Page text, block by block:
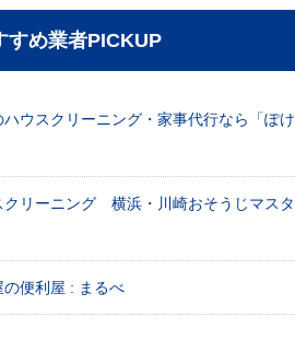
すめ業者PICKUP
ハウスクリーニング・家事代行なら「ぽけ
クリーニング 横浜・川崎おそうじマスタ
の便利屋 : まるべ